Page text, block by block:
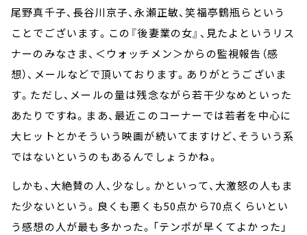
尾野真千子、長谷川京子、永瀬正敏、笑福亭鶴瓶らという
ことでございます。この『後妻業の女』、見たよというリス
ナーのみなさま、＜ウォッチメン＞からの監視報告（感
想）、メールなどで頂いております。ありがとうございま
す。ただし、メールの量は残念ながら若干少なめといった
あたりですね。まあ、最近このコーナーでは若者を中心に
大ヒットとかそういう映画が続いてますけど、そういう系
ではないというのもあるんでしょうかね。
しかも、大絶賛の人、少なし。かといって、大激怒の人もま
た少ないという。良くも悪くも50点から70点くらいとい
う感想の人が最も多かった。「テンポが早くてよかった」